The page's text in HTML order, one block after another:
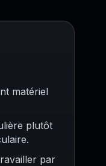
matériel
plutôt
par